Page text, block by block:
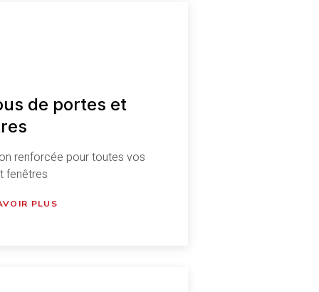
de portes et
renforcée pour toutes vos
fenêtres
PLUS